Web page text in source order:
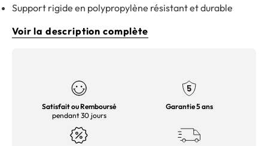
Support rigide en polypropylène résistant et durable
Voir la description complète
Satisfait ou Remboursé
pendant 30 jours
Garantie 5 ans